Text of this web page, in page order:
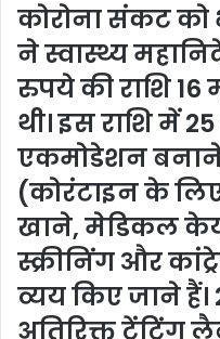
कोरोना संकट को
ने स्वास्थ्य
रुपये की राशि 16
थी। इस राशि में
एकमोडेशन
(कोरंटाइन के
खाने, मेडिकल
स्क्रीनिंग और
व्यय किए जाने हैं।
अतिरिक्त टेंटिंग